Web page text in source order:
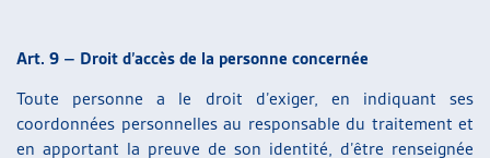
Art. 9 – Droit d’accès de la personne concernée
Toute personne a le droit d’exiger, en indiquant ses
coordonnées personnelles au responsable du traitement et
en apportant la preuve de son identité, d’être renseignée